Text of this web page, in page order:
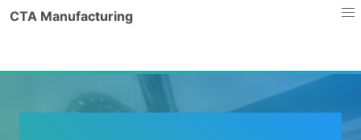
CTA Manufacturing